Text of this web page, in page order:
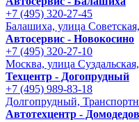
+7 (495) 320-27-45
Балашиха, улица
Автосервис - Новокосино
+7 (495) 320-27-10
Москва, улица
Техцентр - Догопрудный
+7 (495) 989-83-18
Долгопрудный,
Автотехцентр -